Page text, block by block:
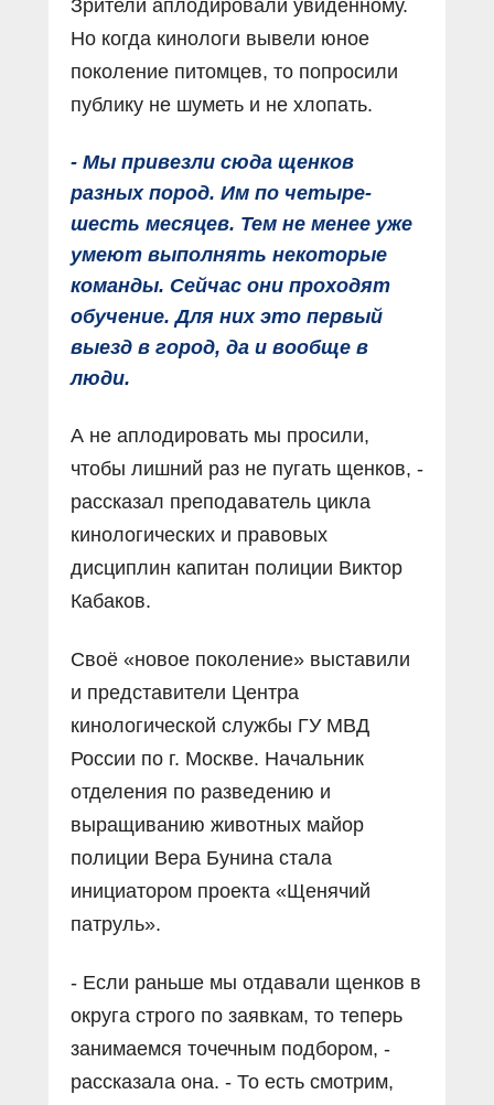
Зрители аплодировали увиденному.
Но когда кинологи вывели юное
поколение питомцев, то попросили
публику не шуметь и не хлопать.
- Мы привезли сюда щенков
разных пород. Им по четыре-
шесть месяцев. Тем не менее уже
умеют выполнять некоторые
команды. Сейчас они проходят
обучение. Для них это первый
выезд в город, да и вообще в
люди.
А не аплодировать мы просили,
чтобы лишний раз не пугать щенков, -
рассказал преподаватель цикла
кинологических и правовых
дисциплин капитан полиции Виктор
Кабаков.
Своё «новое поколение» выставили
и представители Центра
кинологической службы ГУ МВД
России по г. Москве. Начальник
отделения по разведению и
выращиванию животных майор
полиции Вера Бунина стала
инициатором проекта «Щенячий
патруль».
- Если раньше мы отдавали щенков в
округа строго по заявкам, то теперь
занимаемся точечным подбором, -
рассказала она. - То есть смотрим,